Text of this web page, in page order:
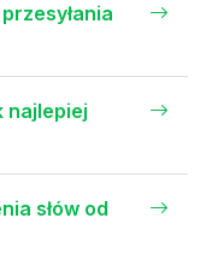
najlepiej
słów od